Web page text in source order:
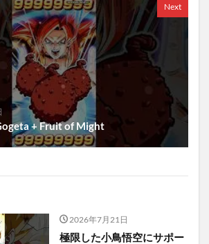
Next
+ Fruit of Might
2026年7月21日
極限した小鳥悟空にサポー